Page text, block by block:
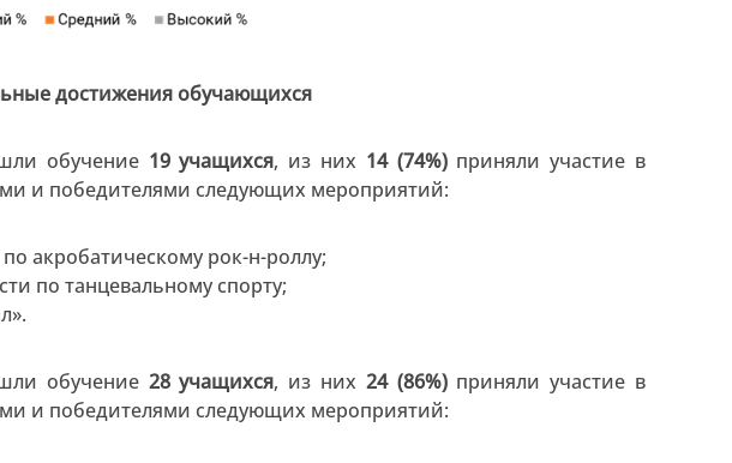
достижения обучающихся
обучение 19 учащихся, из них 14 (74%)приняли участие в
и победителями следующих мероприятий:
акробатическому рок-н-роллу;
по танцевальному спорту;
обучение 28 учащихся, из них 24 (86%)приняли участие в
и победителями следующих мероприятий: